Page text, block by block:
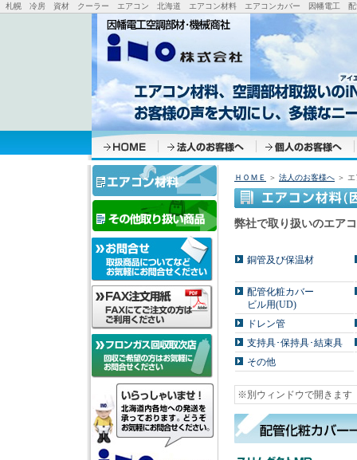
札幌 冷房 資材 クーラー エアコン 北海道 エアコン材料 エアコンカバー 因幡電工
ＨＯＭＥ ＞ 法人のお客様へ ＞
弊社で取り扱いのエア
銅管及び保温材
配管化粧カバー
ビル用(UD)
ドレン管
支持具･保持具･結束具
その他
※別ウィンドウで開きます